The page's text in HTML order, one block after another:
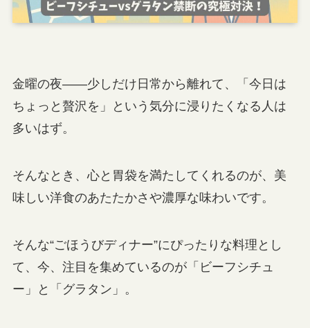
金曜の夜――少しだけ日常から離れて、「今日は
ちょっと贅沢を」という気分に浸りたくなる人は
多いはず。
そんなとき、心と胃袋を満たしてくれるのが、美
味しい洋食のあたたかさや濃厚な味わいです。
そんな“ごほうびディナー”にぴったりな料理とし
て、今、注目を集めているのが「ビーフシチュ
ー」と「グラタン」。